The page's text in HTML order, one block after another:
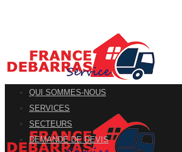
QUI SOMMES-NOUS
SERVICES
SECTEURS
DEMANDE DE DEVIS